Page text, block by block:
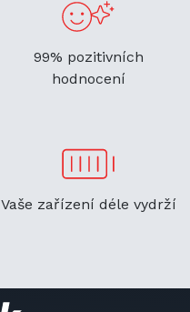
99% pozitivních
hodnocení
Vaše zařízení déle vydrží